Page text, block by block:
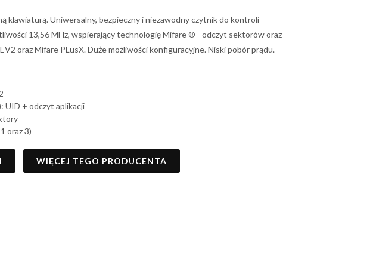
klawiaturą. Uniwersalny, bezpieczny i niezawodny czytnik do kontroli
13,56 MHz, wspierający technologię Mifare ® - odczyt sektorów oraz
oraz Mifare PLusX. Duże możliwości konfiguracyjne. Niski pobór prądu.
UID + odczyt aplikacji
oraz 3)
WIĘCEJ TEGO PRODUCENTA